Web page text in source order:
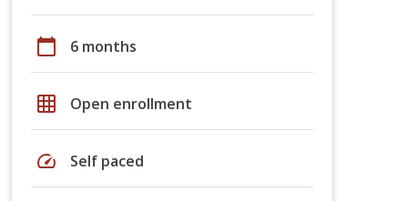
calendar_today 6 months
grid_on Open enrollment
speed Self paced